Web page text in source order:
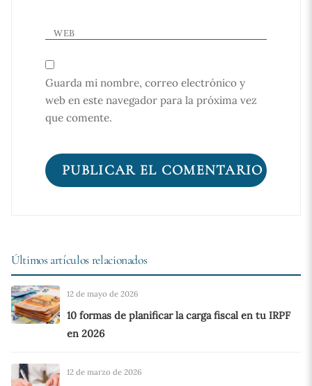
WEB
Guarda mi nombre, correo electrónico y
web en este navegador para la próxima vez
que comente.
Últimos artículos relacionados
12 de mayo de 2026
10 formas de planificar la carga fiscal en tu IRPF
en 2026
12 de marzo de 2026